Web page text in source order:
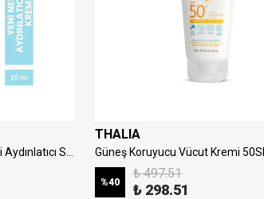
THALIA
Güneş Koruyucu Vücut Kremi
%40
₺ 497.51
₺ 298.51